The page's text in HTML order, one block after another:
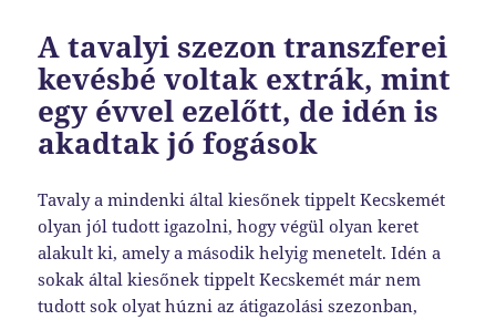
A tavalyi szezon transzferei
kevésbé voltak extrák, mint
egy évvel ezelőtt, de idén is
akadtak jó fogások
Tavaly a mindenki által kiesőnek tippelt Kecskemét
olyan jól tudott igazolni, hogy végül olyan keret
alakult ki, amely a második helyig menetelt. Idén a
sokak által kiesőnek tippelt Kecskemét már nem
tudott sok olyat húzni az átigazolási szezonban,